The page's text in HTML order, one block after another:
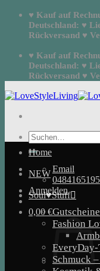
Zum
springen
♥ Kauf auf
Deutschland: ♥
Rückversand ♥
♥ Kauf auf
Deutschland: ♥
Rückversand ♥
Suchen
nach:
Email
0484165195
Anmelden
0,00€
Home
NEW
Soul♥Stuff
Gutscheine
Fashion
EveryDay-
Schmuck